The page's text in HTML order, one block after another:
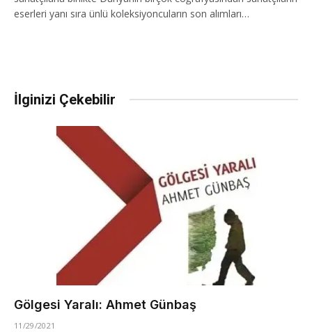
eserleri yanı sıra ünlü koleksiyoncuların son alımları…
İlginizi Çekebilir
Gölgesi Yaralı: Ahmet Günbaş
11/29/2021